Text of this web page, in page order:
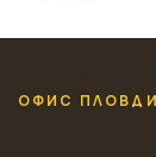
ОФИС